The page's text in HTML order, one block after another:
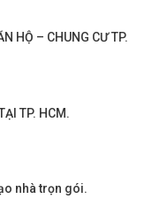
HỘ – CHUNG CƯ TP.
TP. HCM.
nhà trọn gói.